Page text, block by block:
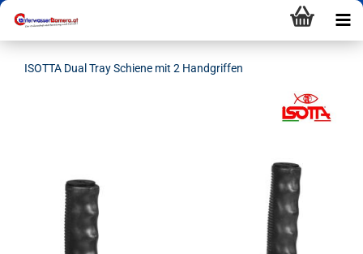
ISOTTA Dual Tray Schiene mit 2 Handgriffen